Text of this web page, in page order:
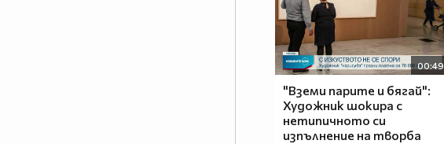
00:49
"Вземи парите и бягай":
Художник шокира с
нетипичното си
изпълнение на творба